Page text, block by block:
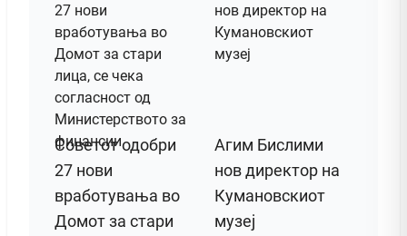
Советот одобри
27 нови
вработувања во
Домот за стари
Агим Бислими
нов директор на
Кумановскиот
музеј